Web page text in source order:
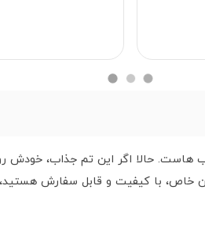
هاست. حالا اگر این تم جذاب،
خاص، با کیفیت و قابل سفارش